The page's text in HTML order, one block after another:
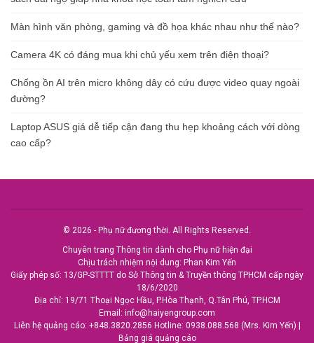
Màn hình văn phòng, gaming và đồ họa khác nhau như thế nào?
Camera 4K có đáng mua khi chủ yếu xem trên điện thoại?
Chống ồn AI trên micro không dây có cứu được video quay ngoài
đường?
Laptop ASUS giá dễ tiếp cận đang thu hẹp khoảng cách với dòng
cao cấp?
© 2026 - Phụ nữ đương thời. All Rights Reserved.
Chuyên trang Thông tin dành cho Phụ nữ hiện đại
Chịu trách nhiệm nội dung: Phan Kim Yến
Giấy phép số: 13/GP-STTTT do Sở Thông tin & Truyền thông TPHCM cấp ngày
18/6/2020
Địa chỉ: 19/71 Thoại Ngọc Hầu, P.Hòa Thạnh, Q.Tân Phú, TP.HCM
Email: info@haiyengroup.com
Liên hệ quảng cáo: +848.3820.2856 Hotline: 0938.088.568 (Mrs. Kim Yến) |
Bảng giá quảng cáo